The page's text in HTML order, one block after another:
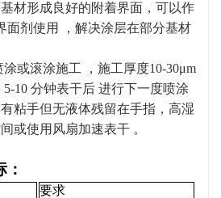
材形成良好的附着界面，可以作
面剂使用 ，解决涂层在部分基材
或滚涂施工 ，施工厚度10-30μm
5-10 分钟表干后 进行下一度喷涂
粘手但无液体残留在手指，高湿
或使用风扇加速表干 。
要求